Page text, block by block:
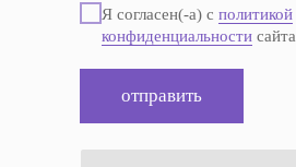
Я согласен(-а) с политикой
конфиденциальности сайта
отправить